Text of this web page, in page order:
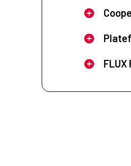
FLUX